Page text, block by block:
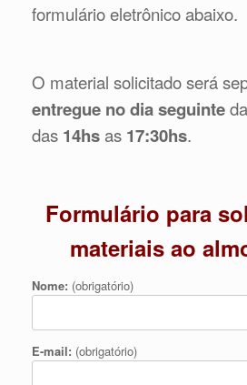
formulário eletrônico abaixo.
O material solicitado será
entregue no dia seguinte
das 14hsas 17:30hs.
Formulário para
materiais ao
Nome: (obrigatório)
E-mail: (obrigatório)